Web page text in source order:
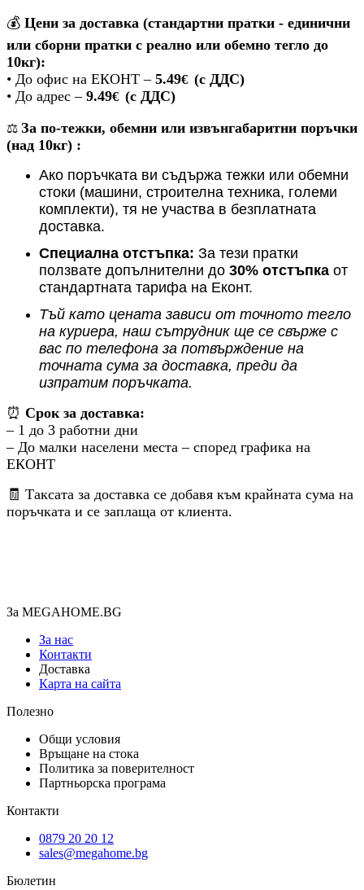
💰 Цени за доставка (стандартни пратки - единични
или сборни пратки с реално или обемно тегло до
10кг):
• До офис на ЕКОНТ – 5.49€ (с ДДС)
• До адрес – 9.49€ (с ДДС)
⚖️ За по-тежки, обемни или извънгабаритни поръчки
(над 10кг) :
Ако поръчката ви съдържа тежки или обемни
стоки (машини, строителна техника, големи
комплекти), тя не участва в безплатната
доставка.
Специална отстъпка: За тези пратки
ползвате допълнителни до 30% отстъпка от
стандартната тарифа на Еконт.
Тъй като цената зависи от точното тегло
на куриера, наш сътрудник ще се свърже с
вас по телефона за потвърждение на
точната сума за доставка, преди да
изпратим поръчката.
⏰ Срок за доставка:
– 1 до 3 работни дни
– До малки населени места – според графика на
ЕКОНТ
🧾 Таксата за доставка се добавя към крайната сума на
поръчката и се заплаща от клиента.
За MEGAHOME.BG
За нас
Контакти
Доставка
Карта на сайта
Полезно
Общи условия
Връщане на стока
Политика за поверителност
Партньорска програма
Контакти
0879 20 20 12
sales@megahome.bg
Бюлетин